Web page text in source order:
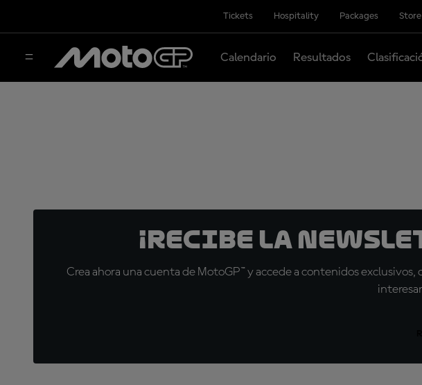
Tickets Hospitality Packages Store
Calendario Resultados
¡Recibe la
Crea ahora una cuenta de MotoGP™ y accede a contenidos